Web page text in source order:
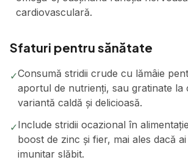
cardiovasculară.
Sfaturi pentru sănătate
✓Consumă stridii crude cu lămâie
aportul de nutrienți, sau gratinate
variantă caldă și delicioasă.
✓Include stridii ocazional în
boost de zinc și fier, mai ales dacă
imunitar slăbit.